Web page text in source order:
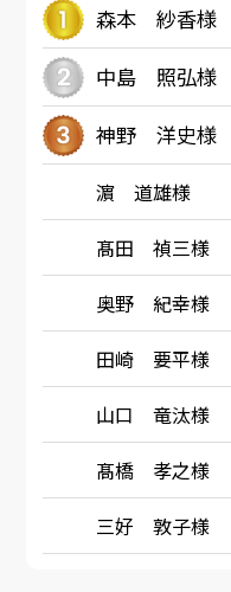
森本 紗香様
中島 照弘様
神野 洋史様
濵 道雄様
髙田 禎三様
奥野 紀幸様
田崎 要平様
山口 竜汰様
髙橋 孝之様
三好 敦子様